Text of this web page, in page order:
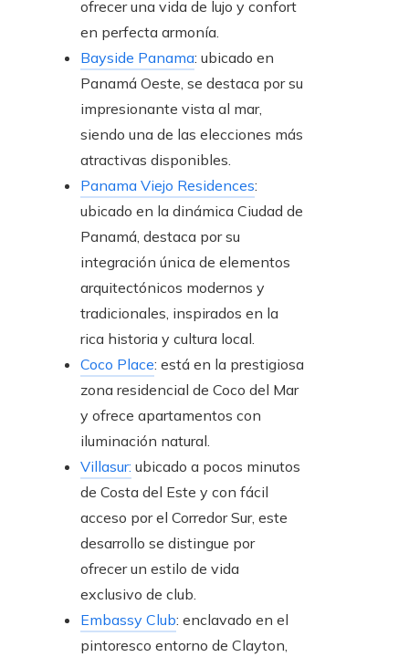
ofrecer una vida de lujo y confort
en perfecta armonía.
Bayside Panama: ubicado en
Panamá Oeste, se destaca por su
impresionante vista al mar,
siendo una de las elecciones más
atractivas disponibles.
Panama Viejo Residences:
ubicado en la dinámica Ciudad de
Panamá, destaca por su
integración única de elementos
arquitectónicos modernos y
tradicionales, inspirados en la
rica historia y cultura local.
Coco Place: está en la prestigiosa
zona residencial de Coco del Mar
y ofrece apartamentos con
iluminación natural.
Villasur: ubicado a pocos minutos
de Costa del Este y con fácil
acceso por el Corredor Sur, este
desarrollo se distingue por
ofrecer un estilo de vida
exclusivo de club.
Embassy Club: enclavado en el
pintoresco entorno de Clayton,